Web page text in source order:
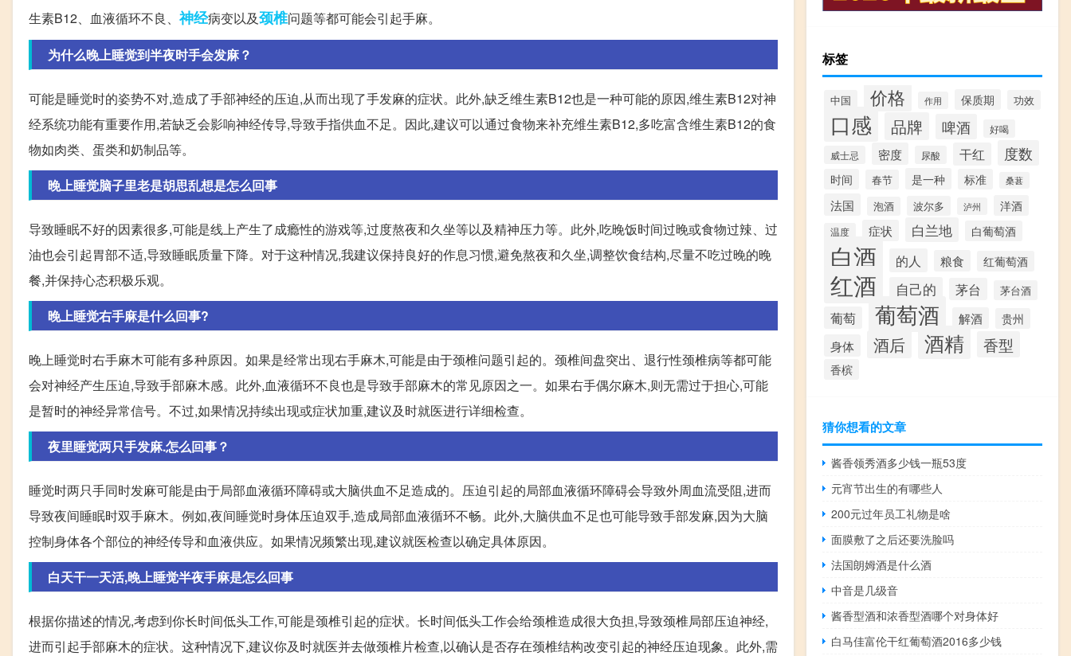
生素B12、血液循环不良、 神经病变以及颈椎问题等都可能会引起手麻。
为什么晚上睡觉到半夜时手会发麻？
可能是睡觉时的姿势不对,造成了手部神经的压迫,从而出现了手发麻的症状。此外,缺乏维生素B12也是一种可能的原因,维生素B12对神
经系统功能有重要作用,若缺乏会影响神经传导,导致手指供血不足。因此,建议可以通过食物来补充维生素B12,多吃富含维生素B12的食
物如肉类、蛋类和奶制品等。
晚上睡觉脑子里老是胡思乱想是怎么回事
导致睡眠不好的因素很多,可能是线上产生了成瘾性的游戏等,过度熬夜和久坐等以及精神压力等。此外,吃晚饭时间过晚或食物过辣、过
油也会引起胃部不适,导致睡眠质量下降。对于这种情况,我建议保持良好的作息习惯,避免熬夜和久坐,调整饮食结构,尽量不吃过晚的晚
餐,并保持心态积极乐观。
晚上睡觉右手麻是什么回事?
晚上睡觉时右手麻木可能有多种原因。如果是经常出现右手麻木,可能是由于颈椎问题引起的。颈椎间盘突出、退行性颈椎病等都可能
会对神经产生压迫,导致手部麻木感。此外,血液循环不良也是导致手部麻木的常见原因之一。如果右手偶尔麻木,则无需过于担心,可能
是暂时的神经异常信号。不过,如果情况持续出现或症状加重,建议及时就医进行详细检查。
夜里睡觉两只手发麻.怎么回事？
睡觉时两只手同时发麻可能是由于局部血液循环障碍或大脑供血不足造成的。压迫引起的局部血液循环障碍会导致外周血流受阻,进而
导致夜间睡眠时双手麻木。例如,夜间睡觉时身体压迫双手,造成局部血液循环不畅。此外,大脑供血不足也可能导致手部发麻,因为大脑
控制身体各个部位的神经传导和血液供应。如果情况频繁出现,建议就医检查以确定具体原因。
白天干一天活,晚上睡觉半夜手麻是怎么回事
根据你描述的情况,考虑到你长时间低头工作,可能是颈椎引起的症状。长时间低头工作会给颈椎造成很大负担,导致颈椎局部压迫神经,
进而引起手部麻木的症状。这种情况下,建议你及时就医并去做颈椎片检查,以确认是否存在颈椎结构改变引起的神经压迫现象。此外,需
标签
中国 价格 作用 保质期 功效
口感 品牌 啤酒
好喝
威士忌
密度 尿酸 干红 度数
时间 春节 是一种 标准 桑葚
法国 泡酒 波尔多 泸州 洋酒
温度 症状 白兰地 白葡萄酒
白酒 的人 粮食 红葡萄酒
红酒 自己的 茅台 茅台酒
葡萄 葡萄酒 解酒 贵州
身体 酒后 酒精 香型
香槟
猜你想看的文章
酱香领秀酒多少钱一瓶53度
元宵节出生的有哪些人
200元过年员工礼物是啥
面膜敷了之后还要洗脸吗
法国朗姆酒是什么酒
中音是几级音
酱香型酒和浓香型酒哪个对身体好
白马佳富伦干红葡萄酒2016多少钱